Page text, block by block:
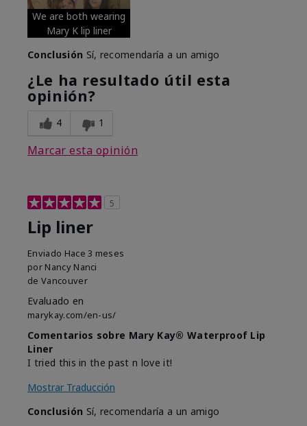
We are both wearing
Mary K lip liner
Conclusión Sí, recomendaría a un amigo
¿Le ha resultado útil esta
opinión?
4 1
Marcar esta opinión
5
Lip liner
Enviado Hace 3 meses
por Nancy Nanci
de Vancouver
Evaluado en
marykay.com/en-us/
Comentarios sobre Mary Kay® Waterproof Lip
Liner
I tried this in the past n love it!
Mostrar Traducción
Conclusión Sí, recomendaría a un amigo